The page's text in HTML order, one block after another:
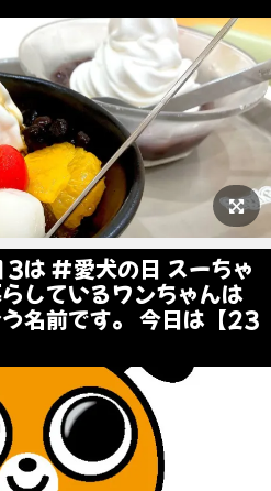
は #愛犬の日 スーちゃ
しているワンちゃんは
う名前です。 今日は【23